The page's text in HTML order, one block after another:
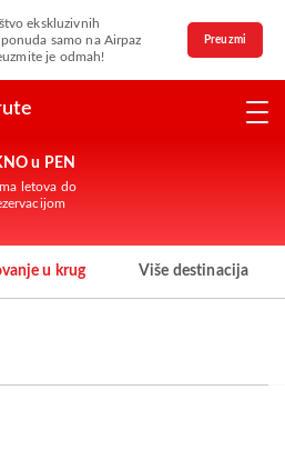
ekskluzivnih
samo na Airpaz
je odmah!
Preuzmi
u PEN
letova do
u krug Više destinacija